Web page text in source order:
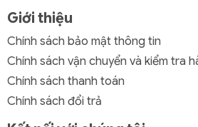
người sử dụng.
5. Chất liệu sứ cao cấp, an
Sứ Minh Long được nung trên
chứa chì hay cadmium
khi sử dụng với nước nóng và thực
Giới thiệu
Chính sách bảo mật thông tin
Chính sách vận chuyển và kiểm tra
Chính sách thanh toán
Chính sách đổi trả